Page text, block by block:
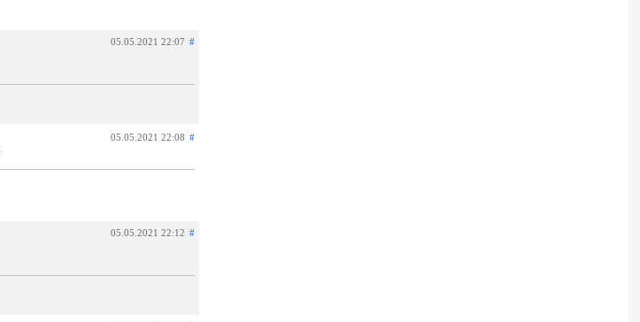
05.05.2021 22:07 #
05.05.2021 22:08 #
05.05.2021 22:12 #